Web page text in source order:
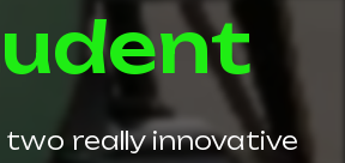
two really innovative